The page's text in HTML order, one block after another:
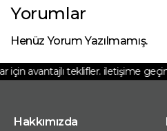
Yorumlar
Henüz Yorum Yazılmamış.
için avantajlı teklifler. iletişime geçin.
Hakkımızda